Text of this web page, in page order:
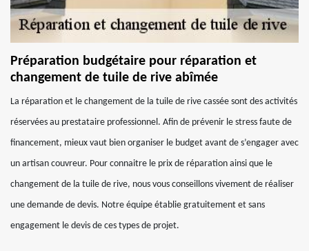
Préparation budgétaire pour réparation et
changement de tuile de rive abîmée
La réparation et le changement de la tuile de rive cassée sont des activités
réservées au prestataire professionnel. Afin de prévenir le stress faute de
financement, mieux vaut bien organiser le budget avant de s’engager avec
un artisan couvreur. Pour connaitre le prix de réparation ainsi que le
changement de la tuile de rive, nous vous conseillons vivement de réaliser
une demande de devis. Notre équipe établie gratuitement et sans
engagement le devis de ces types de projet.